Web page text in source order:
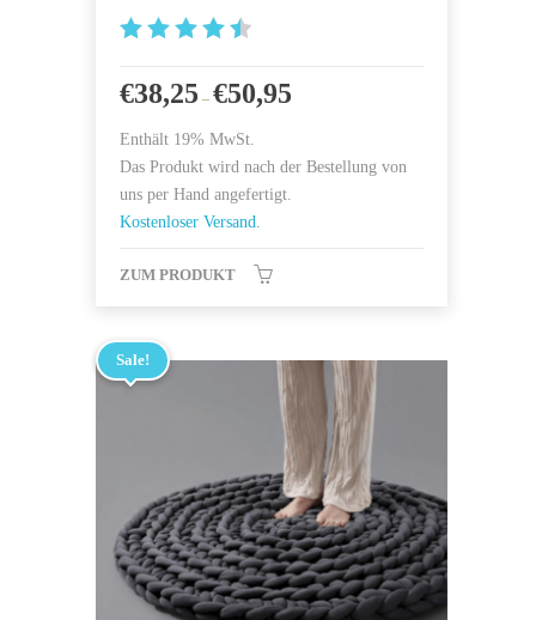
8965517
von 5
€38,25 – €50,95
Enthält 19% MwSt.
Das Produkt wird nach der Bestellung von
uns per Hand angefertigt.
Kostenloser Versand.
ZUM PRODUKT
Sale!